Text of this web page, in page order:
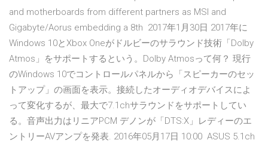
and motherboards from different partners as MSI and
Gigabyte/Aorus embedding a 8th 2017年1月30日 2017年に
Windows 10とXbox Oneがドルビーのサラウンド技術「Dolby
Atmos」をサポートするという。Dolby Atmosって何？ 現行
のWindows 10でコントロールパネルから「スピーカーのセッ
トアップ」の画面を表示。接続したオーディオデバイスによ
って変化するが、最大で7.1chサラウンドをサポートしてい
る。音声出力はリニアPCM デノンが「DTS:X」レディーのエ
ントリーAVアンプを発表. 2016年05月17日 10:00 ASUS 5.1ch